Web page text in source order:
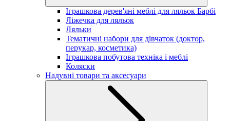
Іграшкова дерев'яні меблі для ляльок Барбі
Ліжечка для ляльок
Ляльки
Тематичні набори для дівчаток (доктор,
перукар, косметика)
Іграшкова побутова техніка і меблі
Коляски
Надувні товари та аксесуари